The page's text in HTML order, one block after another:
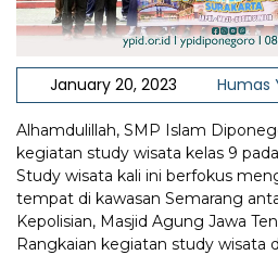
January 20, 2023 Humas
Alhamdulillah, SMP Islam
kegiatan study wisata kelas 9 pada
Study wisata kali ini berfokus
tempat di kawasan Semarang
Kepolisian, Masjid Agung Jawa
Rangkaian kegiatan study wisata